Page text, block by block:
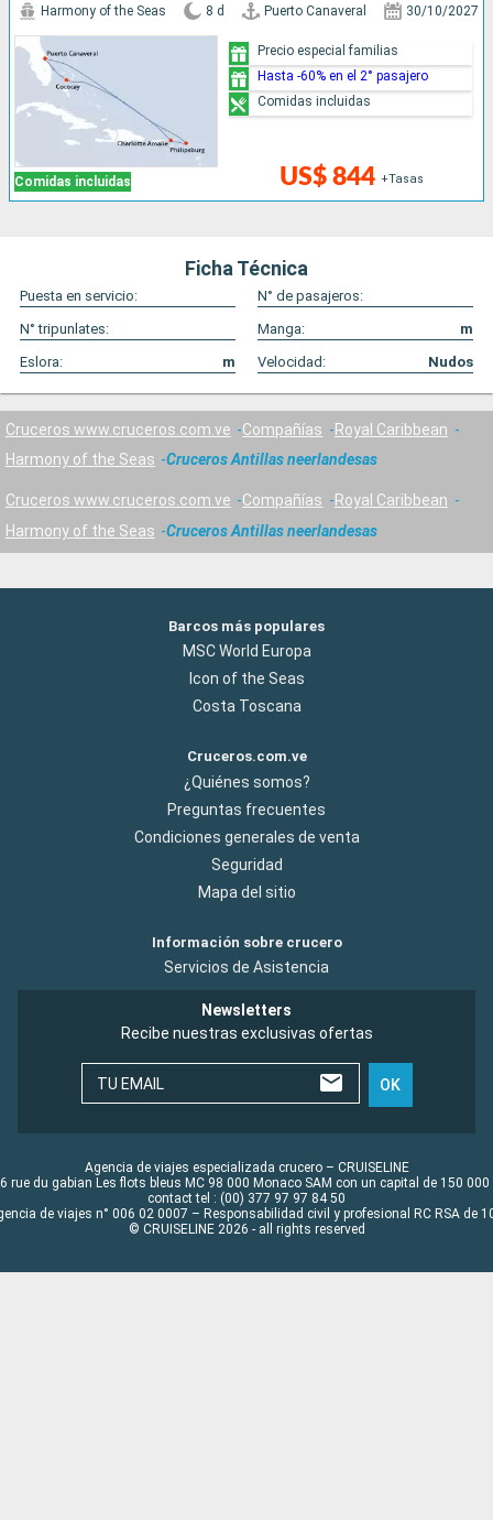
Comidas incluidas
Harmony of the Seas 8 d Puerto Canaveral 30/10/2027
US$ 844 +Tasas
Precio especial familias
Hasta -60% en el 2° pasajero
Comidas incluidas
Ficha Técnica
Puesta en servicio:
N° de pasajeros:
N° tripunlates:
Manga:
m
Eslora:
m Velocidad: Nudos
Cruceros www.cruceros.com.ve Compañías
Royal Caribbean
Harmony of the Seas
Cruceros Antillas neerlandesas
Cruceros www.cruceros.com.ve Compañías
Royal Caribbean
Harmony of the Seas
Cruceros Antillas neerlandesas
Barcos más populares
MSC World Europa
Icon of the Seas
Costa Toscana
Cruceros.com.ve
¿Quiénes somos?
Preguntas frecuentes
Condiciones generales de venta
Seguridad
Mapa del sitio
Información sobre crucero
Servicios de Asistencia
Newsletters
Recibe nuestras exclusivas ofertas
TU EMAIL OK
Agencia de viajes especializada crucero – CRUISELINE
rue du gabian Les flots bleus MC 98 000 Monaco SAM con un capital de 150 000
contact tel : (00) 377 97 97 84 50
de viajes n° 006 02 0007 – Responsabilidad civil y profesional RC RSA de
© CRUISELINE 2026 - all rights reserved